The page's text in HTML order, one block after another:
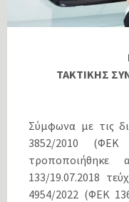
ΤΑΚΤΙΚΗΣ
Σύμφωνα με τις
3852/2010
133/19.07.2018
4954/2022 (ΦΕΚ